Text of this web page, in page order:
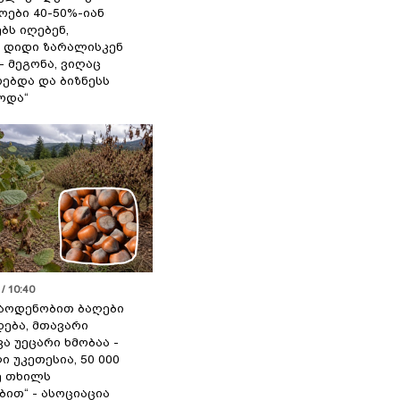
40-50%-იან
იღებენ,
დიდი ზარალისკენ
მეგონა, ვიღაც
და ბიზნესს
10:40
ბაღები
მთავარი
უეცარი ხმობაა -
უკეთესია, 50 000
თხილს
- ასოციაცია